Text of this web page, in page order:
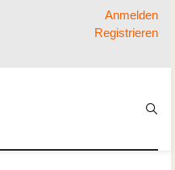
Anmelden
Registrieren